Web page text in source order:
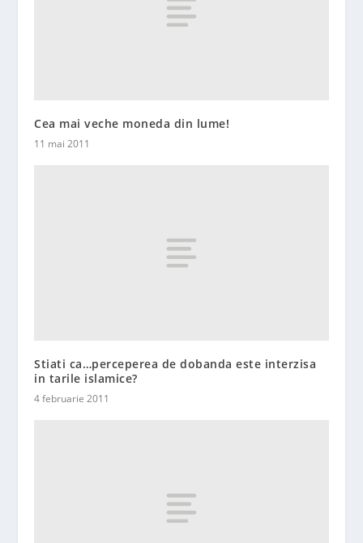
Cea mai veche moneda din lume!
11 mai 2011
Stiati ca…perceperea de dobanda este interzisa
in tarile islamice?
4 februarie 2011